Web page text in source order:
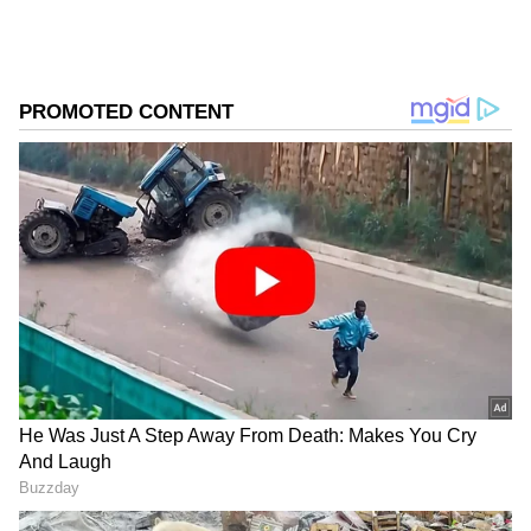
இதனையடுத்து தற்போது இந்தியாவில்
புதிதாக மோட்டோ ஜி32 8 ஜிபி + 128 ஜிபி
என்ற பதிப்பை மோட்டோரோலோ
நிறுவனம் அறிமுகப்படுத்தியுள்ளது. இந்த
ரேம் மற்றும் மெமரி மாற்றத்தைத் தவிர,
ஸ்மார்ட்போனின் மற்ற அம்சங்கள் எல்லாம்
ஒரே மாதிரியானவை ஆகும்.
DOWNLOAD APP
RECOMMENDED STORIES